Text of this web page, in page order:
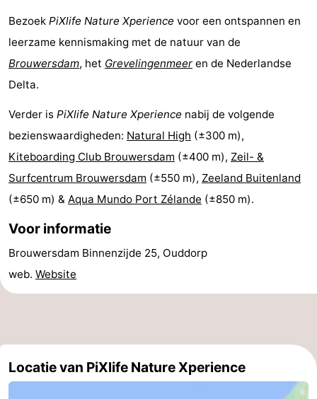
Haag
Rotterdam
Zeeland
Duiveland
-
Renesse
-
Brouwershaven
-
Bruinisse
-
Natuur
Oosterschelde
-
Burgh
-
Kop
van
Contact
Bezoek PiXlife Nature Xperience voor een ontspannen en
leerzame kennismaking met de natuur van de
Brouwersdam, het Grevelingenmeer en de Nederlandse
Delta.
Verder is PiXlife Nature Xperience nabij de volgende
bezienswaardigheden: Natural High (±300 m),
Kiteboarding Club Brouwersdam (±400 m), Zeil- &
Surfcentrum Brouwersdam (±550 m), Zeeland Buitenland
(±650 m) & Aqua Mundo Port Zélande (±850 m).
Voor informatie
Brouwersdam Binnenzijde 25, Ouddorp
web. Website
Locatie van PiXlife Nature Xperience